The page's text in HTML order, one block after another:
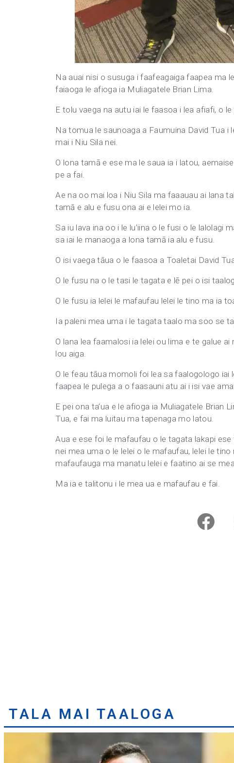
Na auai nisi o susuga i faafeagaiga faapea ma
faiaoga le afioga ia Muliagatele Brian Lima.
E tolu vaega na autu iai le faasoa i lea afiafi, o
Na tomua le saunoaga a Faumuina David Tua
mai i Niu Sila nei.
O lona tamā e ese ma le saua ia i latou,
pe a fai.
Ae na oo mai loa i Niu Sila ma faaauau ai lana
tamā e alu e fusu ona ai e lelei mo ia.
Sa iu lava ina oo i le lu’iina o le fusi o le
sa iai le manaoga a lona tamā ia alu e fusu.
O isi vaega tāua o le faasoa a Toaletai David
O le fusu na o le tasi le tagata e lē pei o isi
O le fusu ia lelei le mafaufau lelei le tino ma ia
Ia paleni mea uma i le tagata taalo ma soo se
O lana lea faamalosi ia lelei ou lima e te galue
lou aiga.
O le feau tāua momoli foi lea sa faalogologo iai
faapea le pulega a o faasauni atu ai i isi vae
E pei ona ta’ua e le afioga ia Muliagatele Brian
Tua, e fai ma luitau ma tapenaga mo latou.
Aua e ese foi le mafaufau o le tagata lakapi
nei mea uma o le lelei o le mafaufau, lelei le
mafaufauga ma manatu lelei e faatino ai se
Ma ia e talitonu i le mea ua e mafaufau e fai.
TALA MAI TAALOGA